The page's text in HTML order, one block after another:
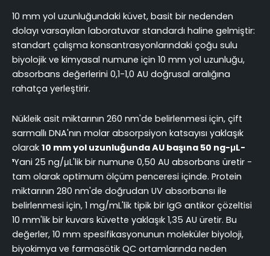
10 mm yol uzunluğundaki küvet, basit bir nedenden
dolayı varsayılan laboratuvar standardı haline gelmiştir:
standart çalışma konsantrasyonlarındaki çoğu sulu
biyolojik ve kimyasal numune için 10 mm yol uzunluğu,
absorbans değerlerini 0,1-1,0 AU doğrusal aralığına
rahatça yerleştirir.
Nükleik asit miktarının 260 nm'de belirlenmesi için, çift
sarmallı DNA'nın molar absorpsiyon katsayısı yaklaşık
olarak 10 mm yol uzunluğunda AU başına 50 ng-μL-
¹Yani 25 ng/μL'lik bir numune 0,50 AU absorbans üretir -
tam olarak optimum ölçüm penceresi içinde. Protein
miktarının 280 nm'de doğrudan UV absorbansı ile
belirlenmesi için, 1 mg/mL'lik tipik bir IgG antikor çözeltisi
10 mm'lik bir kuvars küvette yaklaşık 1,35 AU üretir. Bu
değerler, 10 mm spesifikasyonunun moleküler biyoloji,
biyokimya ve farmasötik QC ortamlarında neden